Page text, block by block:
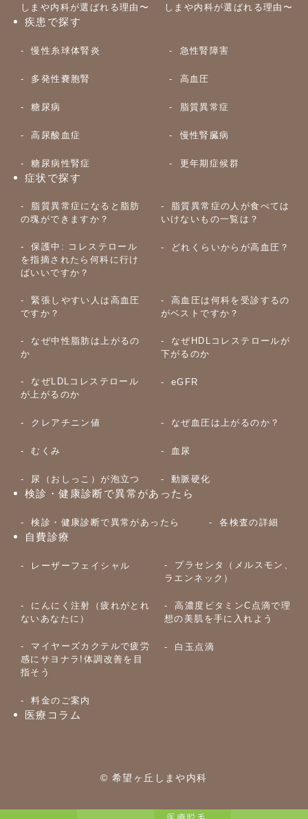
しまや内科が選ばれる理由〜
しまや内科が選ばれる理由〜
疾患で探す
慢性糸球体腎炎 急性腎障害
多発性嚢胞腎 高血圧
糖尿病 脂質異常症
高尿酸血症 慢性腎臓病
糖尿病性腎症 更年期症候群
症状で探す
脂質異常症になると脂肪
の塊ができますか？
脂質異常症の人が食べては
いけないもの一覧は？
保護中: コレステロール
を指摘されたら何科に行け
ばいいですか？
どれくらいからが高血圧？
緊張しやすい人は高血圧
ですか？
高血圧は何科を受診するの
がベストですか？
なぜ中性脂肪は上がるの
か
なぜHDLコレステロールが
下がるのか
なぜLDLコレステロール
が上がるのか
eGFR
クレアチニン値 なぜ血圧は上がるのか？
むくみ 血尿
尿（おしっこ）が泡立つ 動脈硬化
検診・健康診断で異常があったら
検診・健康診断で異常があったら 各検査の詳細
自費診療
レーザーフェイシャル
プラセンタ（メルスモン、
ラエンネック）
にんにく注射（疲れがとれ
ないあなたに）
高濃度ビタミンC点滴で理
想の美肌を手に入れよう
マイヤーズカクテルで疲労
感にサヨナラ!体調改善を目
指そう
白玉点滴
料金のご案内
医療コラム
© 希望ヶ丘しまや内科